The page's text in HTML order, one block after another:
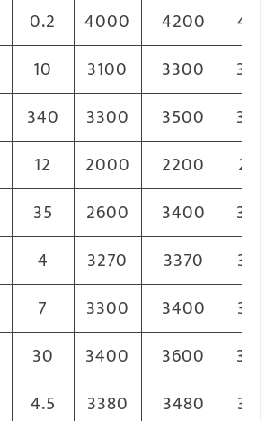
0.2 4000 4200
10 3100 3300
340 3300 3500
12 2000 2200
35 2600 3400
4 3270 3370
7 3300 3400
30 3400 3600
4.5 3380 3480